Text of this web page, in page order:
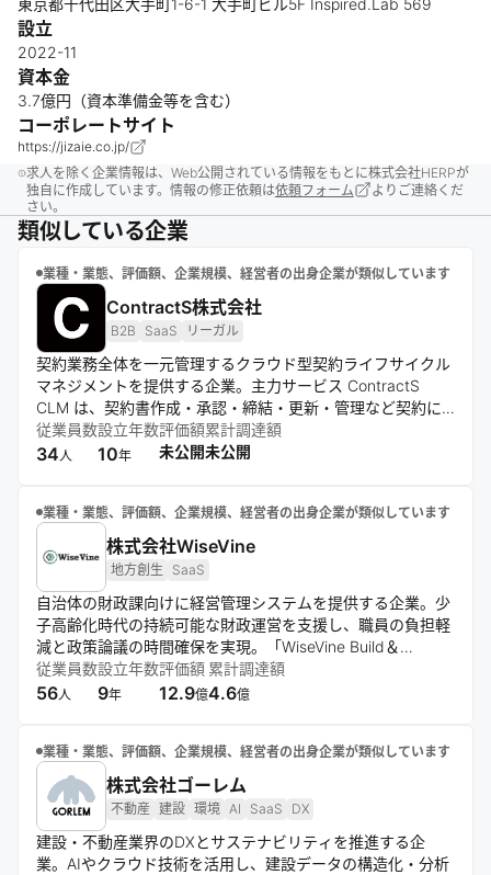
東京都千代田区大手町1-6-1 大手町ビル5F Inspired.Lab 569
設立
2022-11
資本金
3.7億円（資本準備金等を含む）
コーポレートサイト
https://jizaie.co.jp/
求人を除く企業情報は、Web公開されている情報をもとに株式会社HERPが
独自に作成しています。情報の修正依頼は依頼フォーム
よりご連絡くだ
さい。
類似している企業
業種・業態、評価額、企業規模、経営者の出身企業が類似しています
ContractS株式会社
B2B SaaS リーガル
契約業務全体を一元管理するクラウド型契約ライフサイクル
マネジメントを提供する企業。主力サービス ContractS
CLM は、契約書作成・承認・締結・更新・管理など契約に
関わる全プロセスを統合し、可視化・自動化・権限管理によ
り企業の業務効率とリスク管理を両立する。Slack や電子契
進化を加速させることをパーパスとして掲げ、契約の本質的
な課題解決を通じて企業の生産性向上と安心できる取引環境
の実現を目指す。
従業員数
34人
設立年数
10年
評価額
未公開
累計調達額
未公開
業種・業態、評価額、企業規模、経営者の出身企業が類似しています
株式会社WiseVine
地方創生 SaaS
自治体の財政課向けに経営管理システムを提供する企業。少
子高齢化時代の持続可能な財政運営を支援し、職員の負担軽
減と政策論議の時間確保を実現。「WiseVine Build＆
Scrap」を通じて予算編成から決算統計まで一貫したサポー
トを行い、元財政課職員の知見を活かした伴走支援も提供す
従業員数
56人
設立年数
9年
評価額
12.9億
累計調達額
4.6億
業種・業態、評価額、企業規模、経営者の出身企業が類似しています
株式会社ゴーレム
不動産 建設 環境 AI SaaS DX
建設・不動産業界のDXとサステナビリティを推進する企
業。AIやクラウド技術を活用し、建設データの構造化・分析